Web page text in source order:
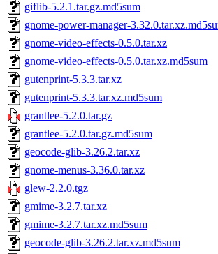
giflib-5.2.1.tar.gz.md5sum
gnome-power-manager-
gnome-video-effects-0.5.0.tar.xz
gnome-video-effects-0.5.0.tar.xz.md5sum
gutenprint-5.3.3.tar.xz
gutenprint-5.3.3.tar.xz.md5sum
grantlee-5.2.0.tar.gz
grantlee-5.2.0.tar.gz.md5sum
geocode-glib-3.26.2.tar.xz
gnome-menus-3.36.0.tar.xz
glew-2.2.0.tgz
gmime-3.2.7.tar.xz
gmime-3.2.7.tar.xz.md5sum
geocode-glib-3.26.2.tar.xz.md5sum